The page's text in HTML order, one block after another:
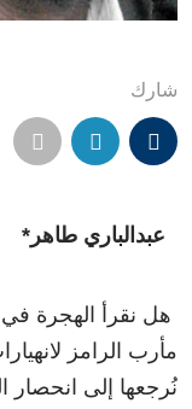
شارك
عبدالباري طاهر*
هل نقرأ الهجرة في
مأرب الرامز
نُرجعها إلى انحصار